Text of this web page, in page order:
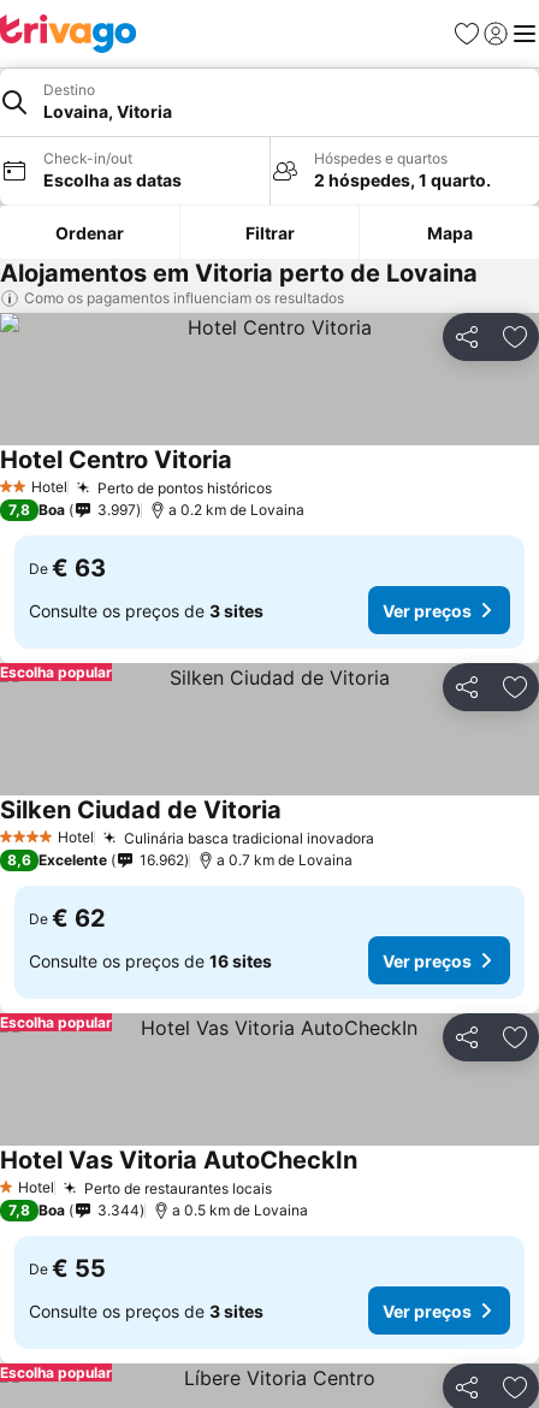
Favoritos
Iniciar
Destino
Lovaina, Vitoria
Check-in/out
Escolha as datas
Hóspedes e quartos
2 hóspedes, 1 quarto.
Ordenar Filtrar Mapa
Alojamentos em Vitoria perto de Lovaina
Como os pagamentos influenciam os resultados
Partilhar
2 Estrelas
Hotel Perto de pontos históricos
Hotel Centro Vitoria
7,8 Boa 3.997 a 0.2 km de Lovaina
De € 63
Consulte os preços de 3 sites Ver preços
Partilhar
Escolha popular
4 EstrelasHotel Culinária basca tradicional inovadora
Silken Ciudad de Vitoria
8,6 Excelente 16.962 a 0.7 km de Lovaina
De € 62
Consulte os preços de 16 sites Ver preços
Partilhar
Escolha popular
1 Estrelas
Hotel Perto de restaurantes locais
Hotel Vas Vitoria AutoCheckIn
7,8 Boa 3.344 a 0.5 km de Lovaina
De € 55
Consulte os preços de 3 sites Ver preços
Partilhar
Escolha popular